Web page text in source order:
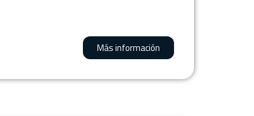
Más información